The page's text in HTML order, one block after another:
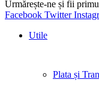
Urmărește-ne și fii
Facebook Twitter
Utile
Plata și